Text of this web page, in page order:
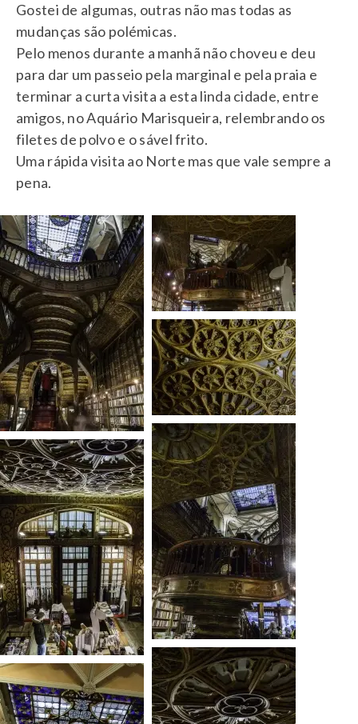
Gostei de algumas, outras não mas todas as
mudanças são polémicas.
Pelo menos durante a manhã não choveu e deu
para dar um passeio pela marginal e pela praia e
terminar a curta visita a esta linda cidade, entre
amigos, no Aquário Marisqueira, relembrando os
filetes de polvo e o sável frito.
Uma rápida visita ao Norte mas que vale sempre a
pena.